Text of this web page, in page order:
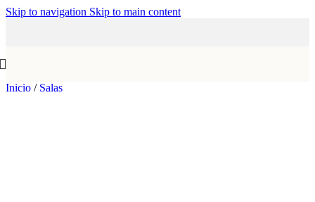
Skip to navigation Skip to main content
Inicio / Salas